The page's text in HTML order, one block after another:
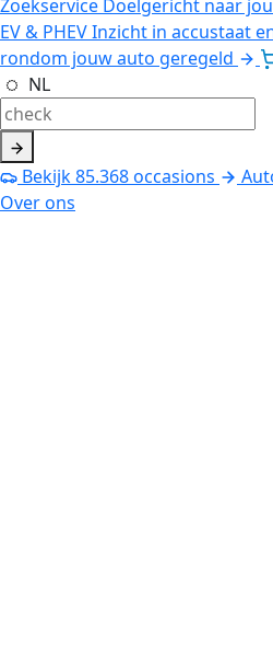
Zoekservice Doelgericht naar
EV & PHEVInzicht in accustaat
rondom jouw auto geregeld
NL
Bekijk85.368occasions
Over ons